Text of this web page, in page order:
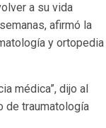
a su vida
afirmó la
y ortopedia
médica”, dijo al
de traumatología